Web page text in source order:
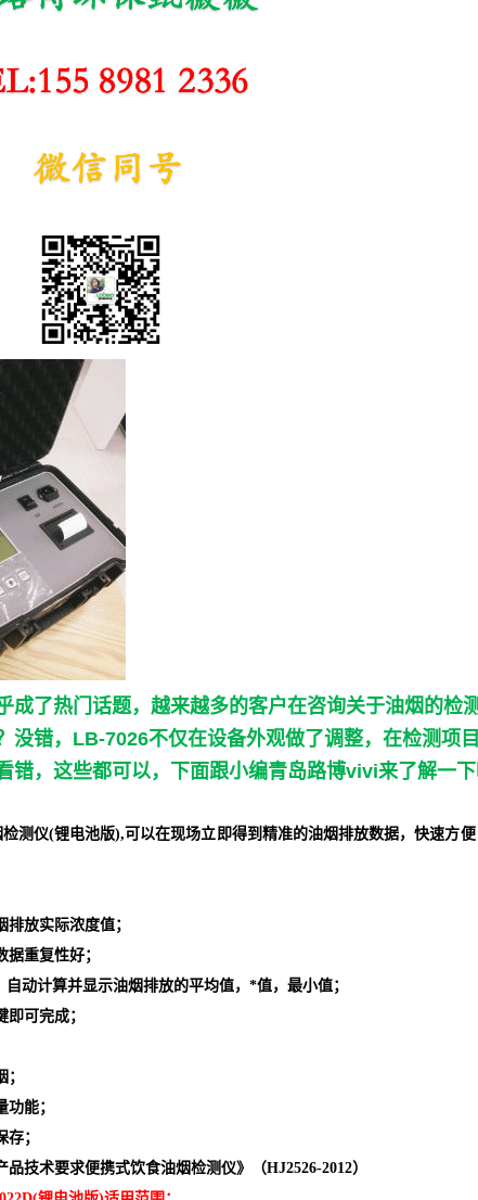
成了热门话题，越来越多的客户在咨询关于油烟的
没错， LB-7026不仅在设备外观做了调整，在检测项
错，这些都可以，下面跟小编青岛路博vivi来了解一
测仪(锂电池版),可以在现场立即得到精准的油烟排放数据，快速方
排放实际浓度值；
据重复性好；
自动计算并显示油烟排放的平均值，*值，最小值；
即可完成；
；
能；
；
技术要求便携式饮食油烟检测仪》（HJ2526-2012）